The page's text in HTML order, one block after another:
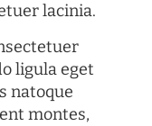
lacinia.
ligula eget
natoque
montes,